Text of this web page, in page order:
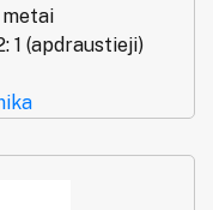
metai
1 (apdraustieji)